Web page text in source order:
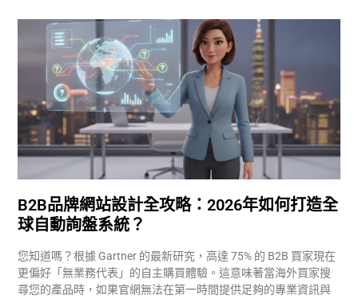
B2B品牌網站設計全攻略：2026年如何打造全
球自動詢盤系統？
您知道嗎？根據 Gartner 的最新研究，高達 75% 的 B2B 買家現在
更偏好「無業務代表」的自主購買體驗。這意味著當海外買家搜
尋您的產品時，如果官網無法在第一時間提供足夠的專業資訊與